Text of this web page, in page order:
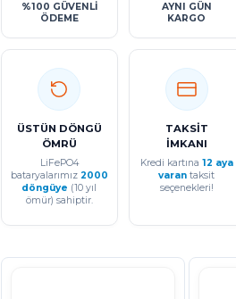
%100 GÜVENLİ
ÖDEME
AYNI GÜN
KARGO
ÜSTÜN DÖNGÜ
ÖMRÜ
LiFePO4
bataryalarımız 2000
döngüye (10 yıl
ömür) sahiptir.
TAKSİT
İMKANI
Kredi kartına 12 aya
varan taksit
seçenekleri!